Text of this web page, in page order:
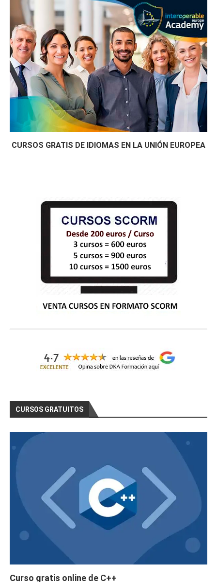
CURSOS GRATIS DE IDIOMAS EN LA UNIÓN EUROPEA
CURSOS GRATUITOS
Curso gratis online de C++